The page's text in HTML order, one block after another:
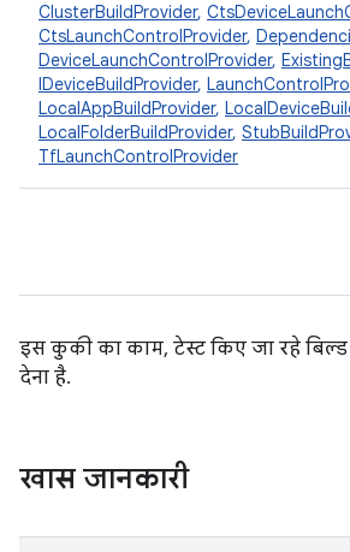
ClusterBuildProvider,
CtsLaunchControlProvider,
DeviceLaunchControlProvider,
IDeviceBuildProvider,
LocalAppBuildProvider,
LocalFolderBuildProvider,
TfLaunchControlProvider
इस कुकी का काम, टेस्ट किए जा रहे
देना है.
खास जानकारी